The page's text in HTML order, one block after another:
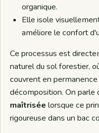
organique.
Elle isole
améliore le confort
Ce processus est
naturel du sol forestier,
couvrent en
décomposition. On parle
maîtrisée lorsque ce
rigoureuse dans un bac